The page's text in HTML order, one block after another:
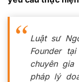
Luật sư
Founder
chuyên
pháp lý